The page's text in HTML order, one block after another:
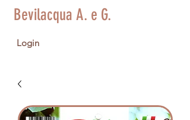
Bevilacqua A. e G.
Login